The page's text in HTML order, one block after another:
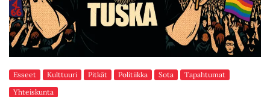
Esseet Kulttuuri Pitkät Politiikka Sota
Tapahtumat
Yhteiskunta